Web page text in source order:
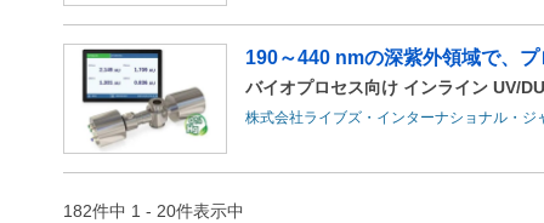
190～440 nmの深紫外領域で、
バイオプロセス向け インライン UV/
株式会社ライブズ・インターナショナル・ジ
182件中 1 - 20件表示中